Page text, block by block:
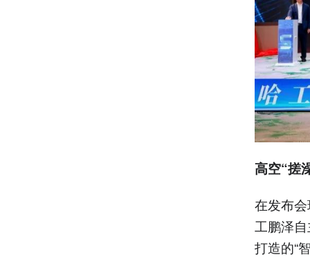
高空“搓
在发布
工鹏泽
打造的“